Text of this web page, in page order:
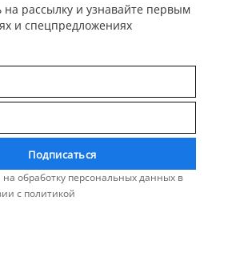
рассылку и узнавайте первым
и спецпредложениях
Подписаться
на обработку персональных данных в
с политикой